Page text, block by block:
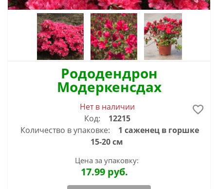
Рододендрон
Модеркенсдах
Нет в наличии
Код:
12215
Количество в упаковке:
1 саженец в горшке
15-20 см
Цена за упаковку:
17.99руб.